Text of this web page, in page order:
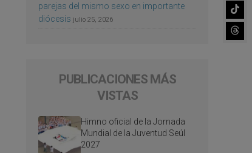
parejas del mismo sexo en importante
diócesis julio 25, 2026
PUBLICACIONES MÁS
VISTAS
Himno oficial de la Jornada
Mundial de la Juventud Seúl
2027